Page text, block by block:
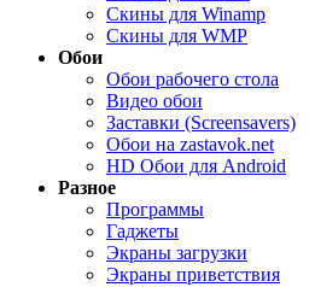
Скины для Winamp
Скины для WMP
Обои
Обои рабочего стола
Видео обои
Заставки (Screensavers)
Обои на zastavok.net
HD Обои для Android
Разное
Программы
Гаджеты
Экраны загрузки
Экраны приветствия